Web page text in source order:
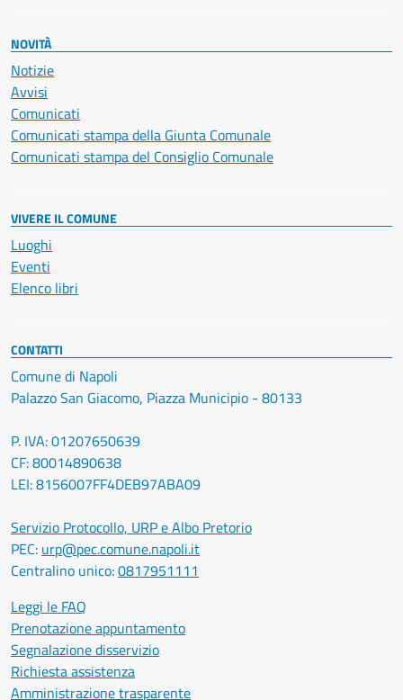
NOVITÀ
Notizie
Avvisi
Comunicati
Comunicati stampa della Giunta Comunale
Comunicati stampa del Consiglio Comunale
VIVERE IL COMUNE
Luoghi
Eventi
Elenco libri
CONTATTI
Comune di Napoli
Palazzo San Giacomo, Piazza Municipio - 80133
P. IVA: 01207650639
CF: 80014890638
LEI: 8156007FF4DEB97ABA09
Servizio Protocollo, URP e Albo Pretorio
PEC: urp@pec.comune.napoli.it
Centralino unico:0817951111
Leggi le FAQ
Prenotazione appuntamento
Segnalazione disservizio
Richiesta assistenza
Amministrazione trasparente